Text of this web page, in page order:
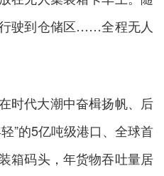
驶到仓储区……全程无人
时代大潮中奋楫扬帆、后
”的5亿吨级港口、全球首
箱码头，年货物吞吐量居